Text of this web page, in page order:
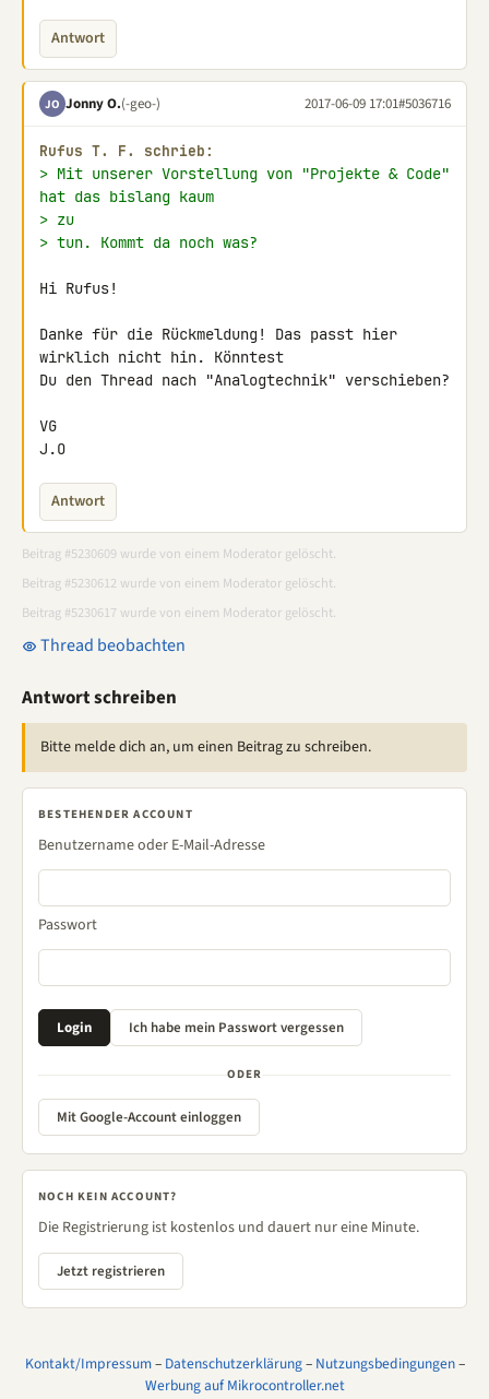
Antwort
JO Jonny O.(-geo-) 2017-06-09 17:01#5036716
Rufus Τ. F. schrieb:
> Mit unserer Vorstellung von "Projekte & Code"
hat das bislang kaum
> zu
> tun. Kommt da noch was?
Hi Rufus!
Danke für die Rückmeldung! Das passt hier
wirklich nicht hin. Könntest
Du den Thread nach "Analogtechnik" verschieben?
VG
J.O
Antwort
Beitrag #5230609 wurde von einem Moderator gelöscht.
Beitrag #5230612 wurde von einem Moderator gelöscht.
Beitrag #5230617 wurde von einem Moderator gelöscht.
Thread beobachten
Antwort schreiben
Bitte melde dich an, um einen Beitrag zu schreiben.
BESTEHENDER ACCOUNT
Benutzername oder E-Mail-Adresse
Passwort
ODER
Mit Google-Account einloggen
NOCH KEIN ACCOUNT?
Die Registrierung ist kostenlos und dauert nur eine Minute.
Jetzt registrieren
Kontakt/Impressum– Datenschutzerklärung– Nutzungsbedingungen–
Werbung auf Mikrocontroller.net